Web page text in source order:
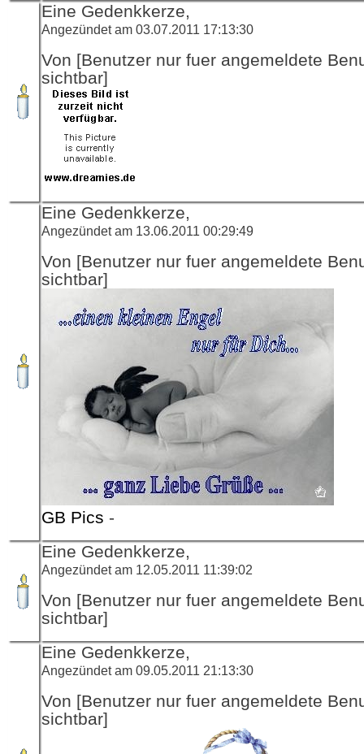
Eine Gedenkkerze,
Angezündet am 03.07.2011 17:13:30
Von [Benutzer nur fuer angemeldete
sichtbar]
Eine Gedenkkerze,
Angezündet am 13.06.2011 00:29:49
Von [Benutzer nur fuer angemeldete
sichtbar]
GB Pics -
Eine Gedenkkerze,
Angezündet am 12.05.2011 11:39:02
Von [Benutzer nur fuer angemeldete
sichtbar]
Eine Gedenkkerze,
Angezündet am 09.05.2011 21:13:30
Von [Benutzer nur fuer angemeldete
sichtbar]